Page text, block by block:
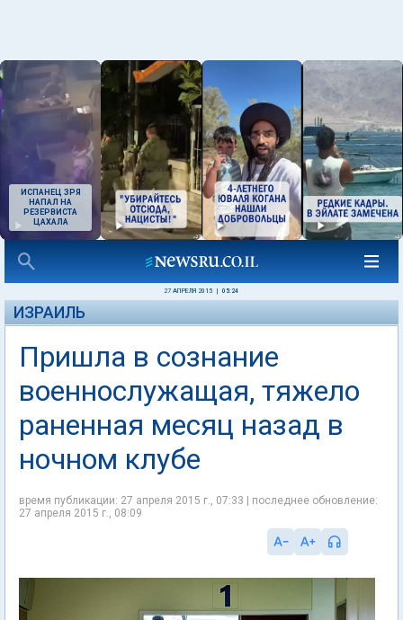
ИСПАНЕЦ ЗРЯ
НАПАЛ НА
РЕЗЕРВИСТА
ЦАХАЛА
27 АПРЕЛЯ 2015 05:24
ИЗРАИЛЬ
Пришла в сознание
военнослужащая, тяжело
раненная месяц назад в
ночном клубе
время публикации: 27 апреля 2015 г., 07:33 | последнее обновление:
27 апреля 2015 г., 08:09